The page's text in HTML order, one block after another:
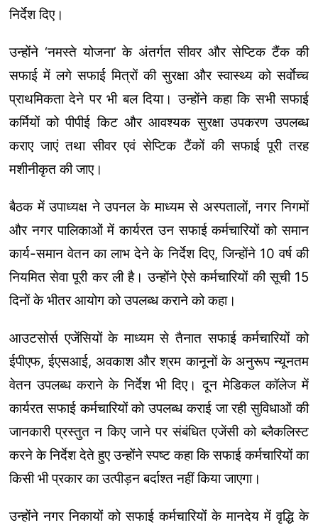
निर्देश दिए।
उन्होंने ‘नमस्ते योजना’ के अंतर्गत सीवर और सेप्टिक टैंक की
सफाई में लगे सफाई मित्रों की सुरक्षा और स्वास्थ्य को सर्वाेच्च
प्राथमिकता देने पर भी बल दिया। उन्होंने कहा कि सभी सफाई
कर्मियों को पीपीई किट और आवश्यक सुरक्षा उपकरण उपलब्ध
कराए जाएं तथा सीवर एवं सेप्टिक टैंकों की सफाई पूरी तरह
मशीनीकृत की जाए।
बैठक में उपाध्यक्ष ने उपनल के माध्यम से अस्पतालों, नगर निगमों
और नगर पालिकाओं में कार्यरत उन सफाई कर्मचारियों को समान
कार्य-समान वेतन का लाभ देने के निर्देश दिए, जिन्होंने 10 वर्ष की
नियमित सेवा पूरी कर ली है। उन्होंने ऐसे कर्मचारियों की सूची 15
दिनों के भीतर आयोग को उपलब्ध कराने को कहा।
आउटसोर्स एजेंसियों के माध्यम से तैनात सफाई कर्मचारियों को
ईपीएफ, ईएसआई, अवकाश और श्रम कानूनों के अनुरूप न्यूनतम
वेतन उपलब्ध कराने के निर्देश भी दिए। दून मेडिकल कॉलेज में
कार्यरत सफाई कर्मचारियों को उपलब्ध कराई जा रही सुविधाओं की
जानकारी प्रस्तुत न किए जाने पर संबंधित एजेंसी को ब्लैकलिस्ट
करने के निर्देश देते हुए उन्होंने स्पष्ट कहा कि सफाई कर्मचारियों का
किसी भी प्रकार का उत्पीड़न बर्दाश्त नहीं किया जाएगा।
उन्होंने नगर निकायों को सफाई कर्मचारियों के मानदेय में वृद्धि के